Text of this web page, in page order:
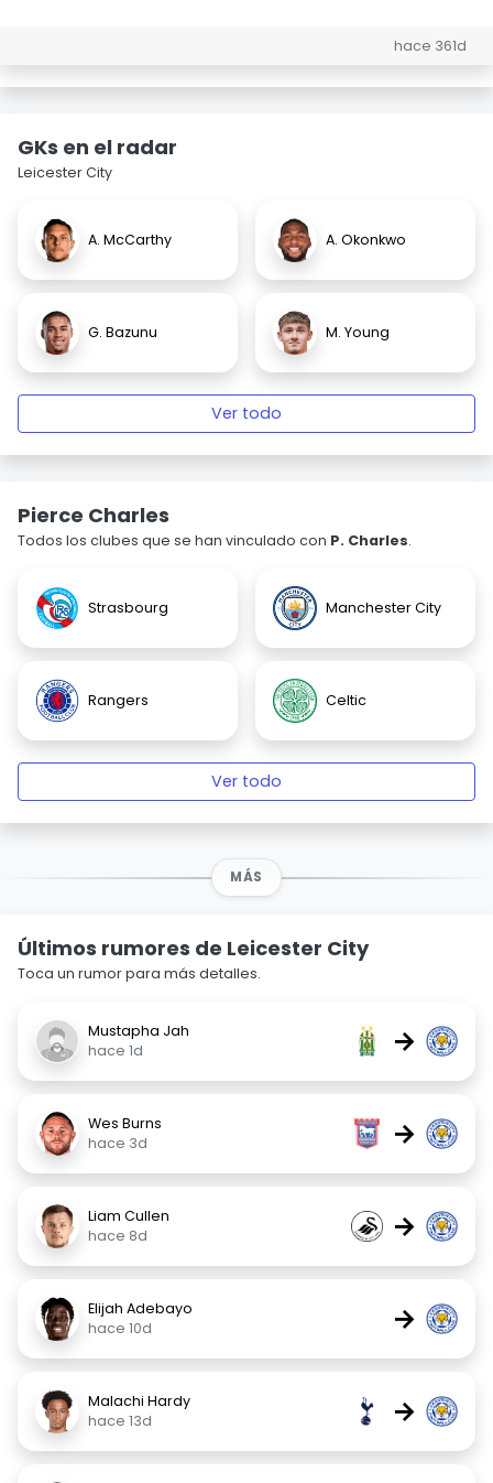
hace 361d
GKs en el radar
Leicester City
A. McCarthy A. Okonkwo
G. Bazunu M. Young
Ver todo
Pierce Charles
Todos los clubes que se han vinculado con P. Charles.
Strasbourg Manchester City
Rangers Celtic
Ver todo
MÁS
Últimos rumores de Leicester City
Toca un rumor para más detalles.
Mustapha Jah
hace 1d
→
Wes Burns
hace 3d
→
Liam Cullen
hace 8d
→
Elijah Adebayo
hace 10d
→
Malachi Hardy
hace 13d
→